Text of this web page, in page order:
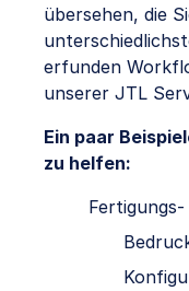
übersehen, die
erfunden
unserer JTL
Ein paar
zu helfen: